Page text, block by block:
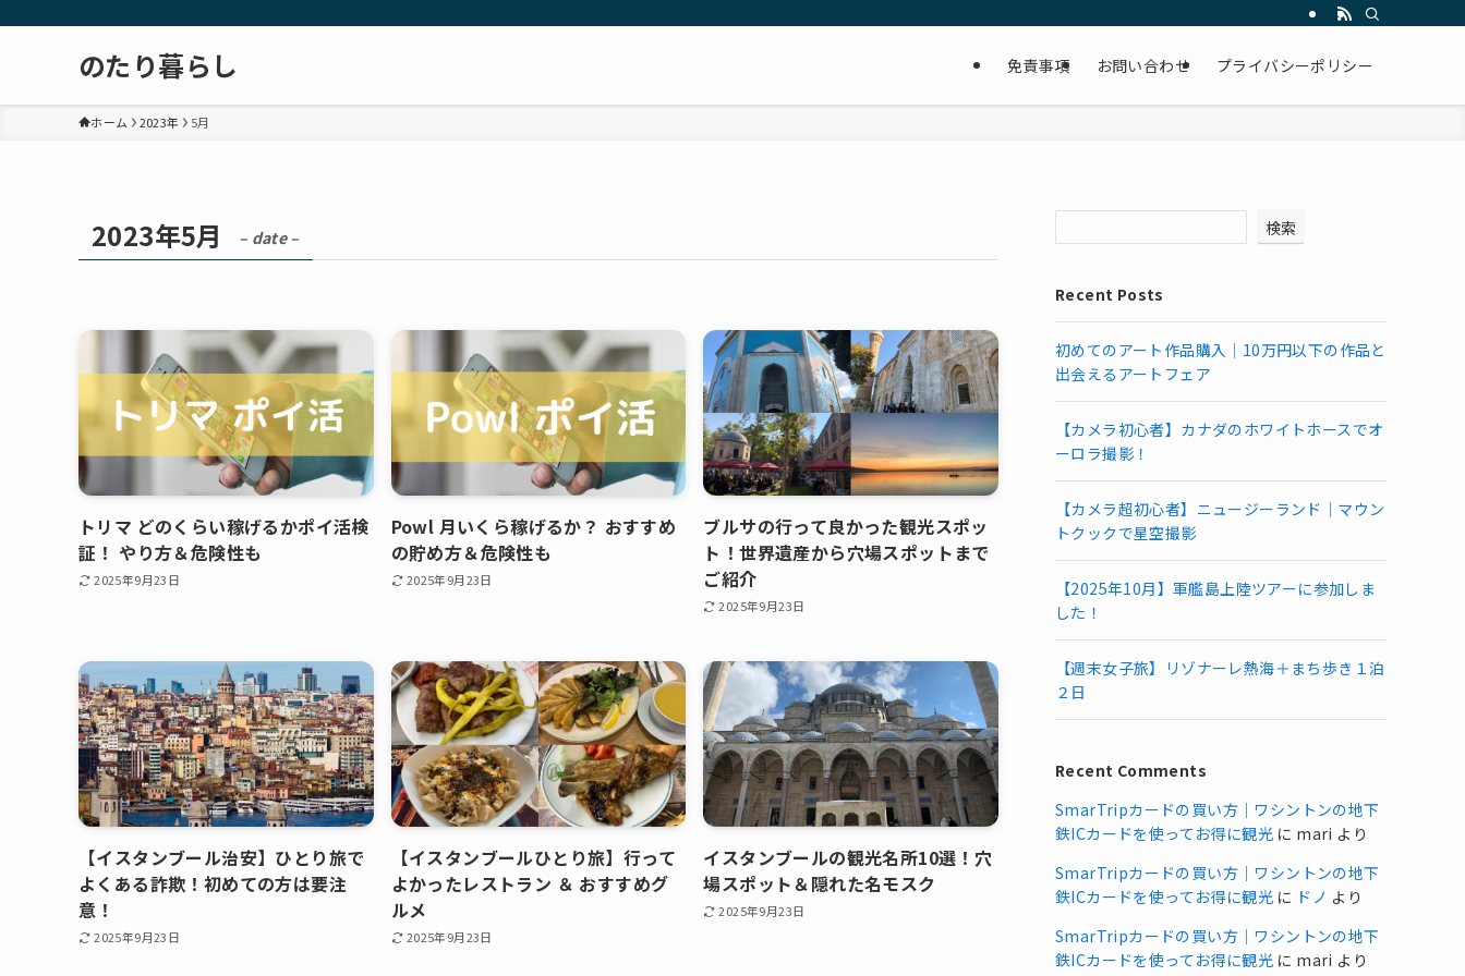
のたり暮らし 免責事項 お問い合わせ プライバシーポリシー
ホーム 2023年 5月
2023年5月 – date –
トリマ どのくらい稼げるかポイ活検
証！ やり方＆危険性も
2025年9月23日
Powl 月いくら稼げるか？ おすすめ
の貯め方＆危険性も
2025年9月23日
ブルサの行って良かった観光スポッ
ト！世界遺産から穴場スポットまで
ご紹介
2025年9月23日
【イスタンブール治安】ひとり旅で
よくある詐欺！初めての方は要注
意！
2025年9月23日
【イスタンブールひとり旅】行って
よかったレストラン ＆ おすすめグ
ルメ
2025年9月23日
イスタンブールの観光名所10選！穴
場スポット＆隠れた名モスク
2025年9月23日
検索
Recent Posts
初めてのアート作品購入｜10万円以下の作品と
出会えるアートフェア
【カメラ初心者】カナダのホワイトホースでオ
ーロラ撮影！
【カメラ超初心者】ニュージーランド｜マウン
トクックで星空撮影
【2025年10月】軍艦島上陸ツアーに参加しま
した！
【週末女子旅】リゾナーレ熱海＋まち歩き１泊
２日
Recent Comments
SmarTripカードの買い方｜ワシントンの地下
鉄ICカードを使ってお得に観光 に mari より
SmarTripカードの買い方｜ワシントンの地下
鉄ICカードを使ってお得に観光 に ドノ より
SmarTripカードの買い方｜ワシントンの地下
鉄ICカードを使ってお得に観光 に mari より